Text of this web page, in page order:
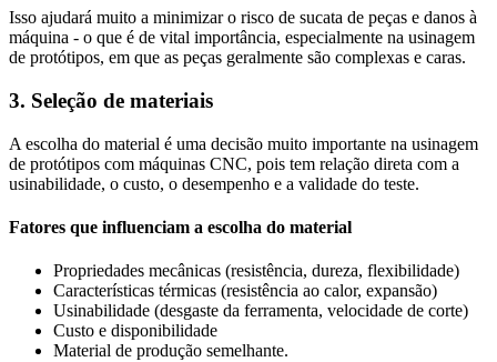
Isso ajudará muito a minimizar o risco de sucata de peças e danos à
máquina - o que é de vital importância, especialmente na usinagem
de protótipos, em que as peças geralmente são complexas e caras.
3. Seleção de materiais
A escolha do material é uma decisão muito importante na usinagem
de protótipos com máquinas CNC, pois tem relação direta com a
usinabilidade, o custo, o desempenho e a validade do teste.
Fatores que influenciam a escolha do material
Propriedades mecânicas (resistência, dureza, flexibilidade)
Características térmicas (resistência ao calor, expansão)
Usinabilidade (desgaste da ferramenta, velocidade de corte)
Custo e disponibilidade
Material de produção semelhante.